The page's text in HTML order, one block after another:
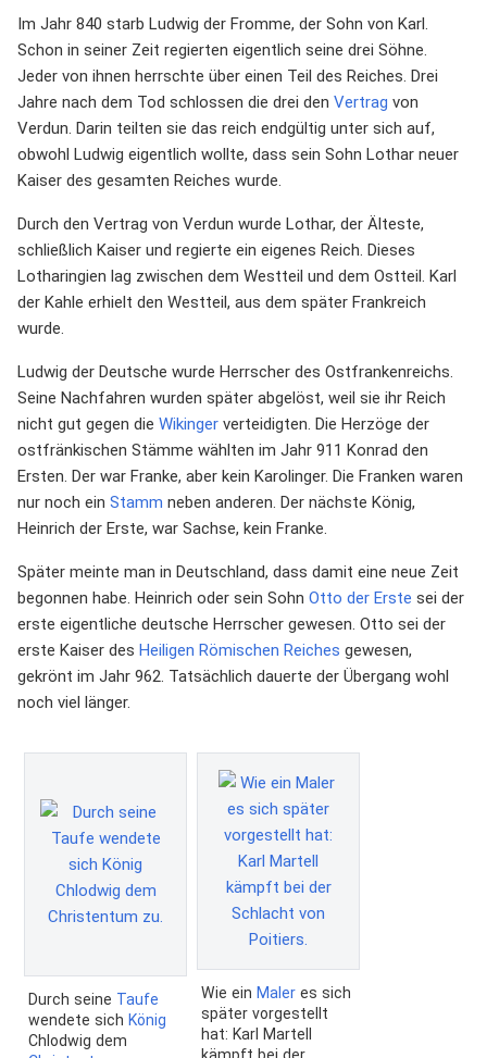
Im Jahr 840 starb Ludwig der Fromme, der Sohn von Karl.
Schon in seiner Zeit regierten eigentlich seine drei Söhne.
Jeder von ihnen herrschte über einen Teil des Reiches. Drei
Jahre nach dem Tod schlossen die drei den Vertrag von
Verdun. Darin teilten sie das reich endgültig unter sich auf,
obwohl Ludwig eigentlich wollte, dass sein Sohn Lothar neuer
Kaiser des gesamten Reiches wurde.
Durch den Vertrag von Verdun wurde Lothar, der Älteste,
schließlich Kaiser und regierte ein eigenes Reich. Dieses
Lotharingien lag zwischen dem Westteil und dem Ostteil. Karl
der Kahle erhielt den Westteil, aus dem später Frankreich
wurde.
Ludwig der Deutsche wurde Herrscher des Ostfrankenreichs.
Seine Nachfahren wurden später abgelöst, weil sie ihr Reich
nicht gut gegen die Wikinger verteidigten. Die Herzöge der
ostfränkischen Stämme wählten im Jahr 911 Konrad den
Ersten. Der war Franke, aber kein Karolinger. Die Franken waren
nur noch ein Stamm neben anderen. Der nächste König,
Heinrich der Erste, war Sachse, kein Franke.
Später meinte man in Deutschland, dass damit eine neue Zeit
begonnen habe. Heinrich oder sein Sohn Otto der Erste sei der
erste eigentliche deutsche Herrscher gewesen. Otto sei der
erste Kaiser des Heiligen Römischen Reiches gewesen,
gekrönt im Jahr 962. Tatsächlich dauerte der Übergang wohl
noch viel länger.
Durch seine Taufe
wendete sich König
Chlodwig dem
Wie ein Maler es sich
später vorgestellt
hat: Karl Martell